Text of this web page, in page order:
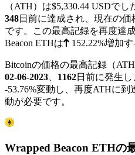
（ATH）は$5,330.44 USDでし
348日前に達成され、現在の
です。この最高記録を再度達
Beacon ETHは
152.22%増加す
Bitcoinの価格の最高記録（
02-06-2023、 1162日前に発生
-53.76%変動し、再度ATHに到
動が必要です。
Wrapped Beacon ETHの